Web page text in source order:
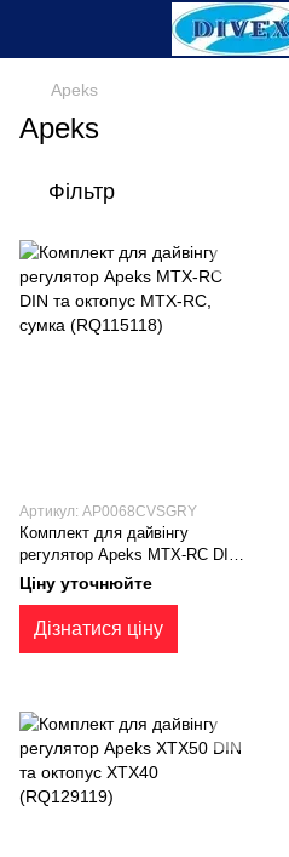
Apeks
Apeks
Фільтр
Артикул: AP0068CVSGRY
Комплект для дайвінгу
регулятор Apeks MTX-RC DIN
та октопус MTX-RC, сумка
(RQ115118)
Ціну уточнюйте
Дізнатися ціну